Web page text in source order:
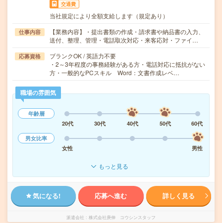
交通費
当社規定により全額支給します（規定あり）
仕事内容
【業務内容】・提出書類の作成・請求書や納品書の入力、
送付、整理、管理・電話取次対応・来客応対・ファイ…
応募資格
ブランクOK / 英語力不要
・2～3年程度の事務経験がある方・電話対応に抵抗がない
方・一般的なPCスキル Word：文書作成レベ…
職場の雰囲気
年齢層
20代
30代 40代 50代
60代
男女比率
女性
男性
もっと見る
気になる! 応募へ進む 詳しく見る
派遣会社 株式会社庚伸 コウシンスタッフ